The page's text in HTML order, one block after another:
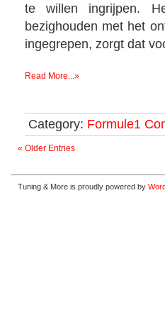
te willen ingrijpen.
bezighouden met het
ingegrepen, zorgt dat
Read More...»
Category: Formule1
« Older Entries
Tuning & More is proudly powered by